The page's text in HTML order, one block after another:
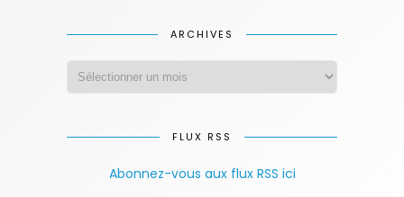
ARCHIVES
FLUX RSS
Abonnez-vous aux flux RSS ici